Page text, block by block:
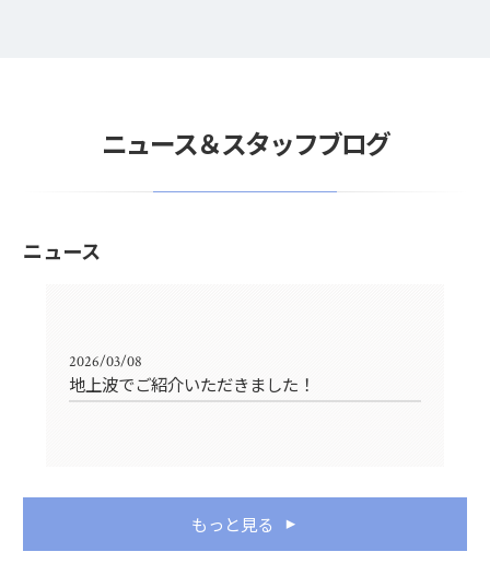
ニュース＆スタッフブログ
ニュース
2026/03/08
地上波でご紹介いただきました！
もっと見る